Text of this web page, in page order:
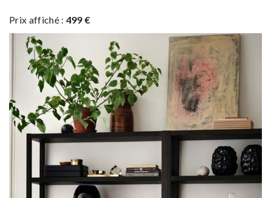
Prix affiché : 499 €